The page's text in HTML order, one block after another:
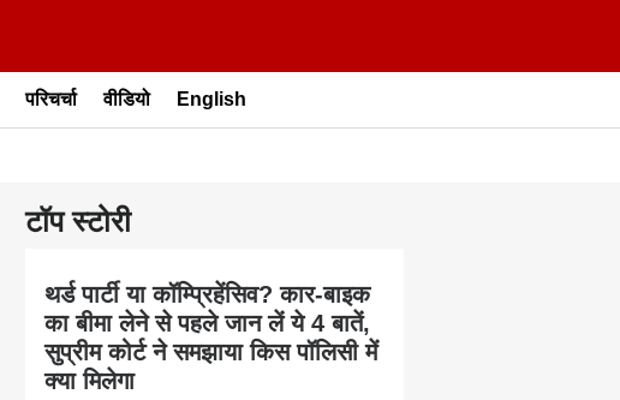
परिचर्चा वीडियो English
टॉप स्टोरी
थर्ड पार्टी या कॉम्प्रिहेंसिव? कार-बाइक
का बीमा लेने से पहले जान लें ये 4 बातें,
सुप्रीम कोर्ट ने समझाया किस पॉलिसी में
क्या मिलेगा